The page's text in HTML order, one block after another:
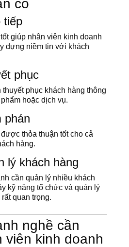
có
tiếp
giúp nhân viên kinh doanh
dựng niềm tin với khách
phục
phục khách hàng thông
hoặc dịch vụ.
phán
thỏa thuận tốt cho cả
hàng.
lý khách hàng
cần quản lý nhiều khách
kỹ năng tổ chức và quản lý
quan trọng.
nghề cần
viên kinh doanh